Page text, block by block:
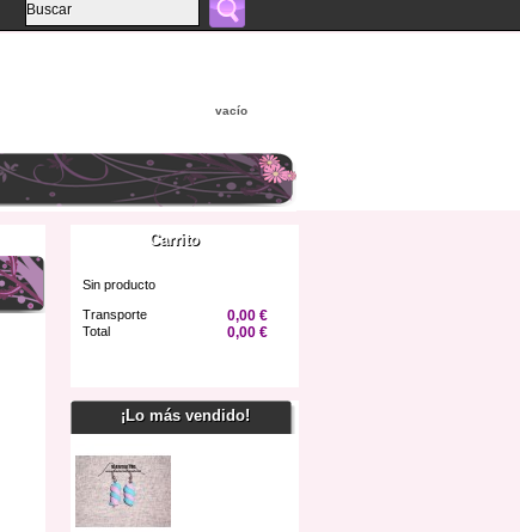
vacío
Carrito
Sin producto
Transporte 0,00 €
Total 0,00 €
¡Lo más vendido!